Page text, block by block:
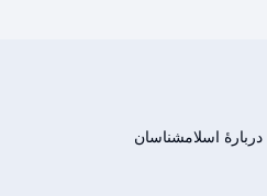
دربارهٔ اسلامشناسان